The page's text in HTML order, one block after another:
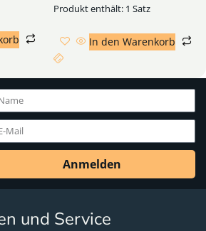
Produkt enthält: 1 Satz
In den Warenkorb
Anmelden
und Service